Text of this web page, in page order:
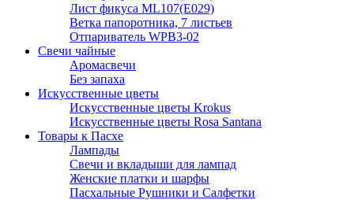
Лист фикуса ML107(E029)
Ветка папоротника, 7 листьев
Отпариватель WPB3-02
Свечи чайные
Аромасвечи
Без запаха
Искусственные цветы
Искусственные цветы Krokus
Искусственные цветы Rosa Santana
Товары к Пасхе
Лампады
Свечи и вкладыши для лампад
Женские платки и шарфы
Пасхальные Рушники и Салфетки